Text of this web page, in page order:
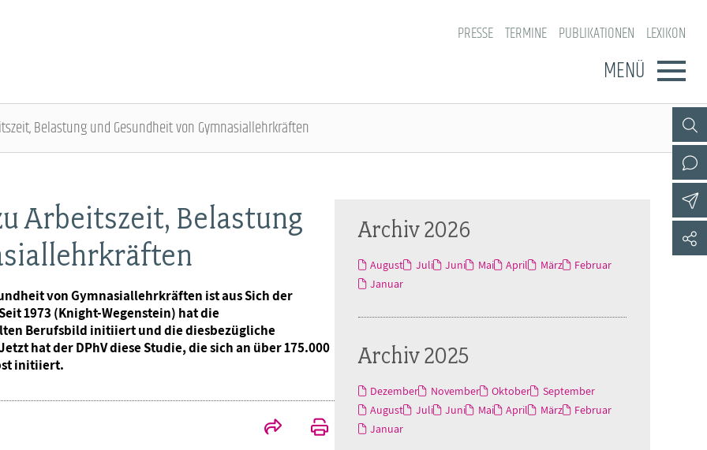
PRESSE TERMINE PUBLIKATIONEN LEXIKON
MENÜ
Gremien
Mitgliedsgewerkschaften
Jugend- und Auszubildendenvertretung
Jobkompass
ÜBERBLICK
Bundesjugendausschuss
Bundesjugendtag
Ideencampus
Rechtsschutz
Vorteilswelt
Belastung und Gesundheit von Gymnasiallehrkräften
Arbeitszeit, Belastung
von Gymnasiallehrkräften ist aus Sich der
1973 (Knight-Wegenstein) hat die
Berufsbild initiiert und die diesbezügliche
hat der DPhV diese Studie, die sich an über 175.000
initiiert.
Archiv 2026
August Juli Juni Mai April März
Februar
Januar
Archiv 2025
Dezember November Oktober
September
August
Juli Juni Mai April März
Februar
Januar